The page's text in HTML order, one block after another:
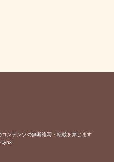
ンテンツの無断複写・転載を禁じます